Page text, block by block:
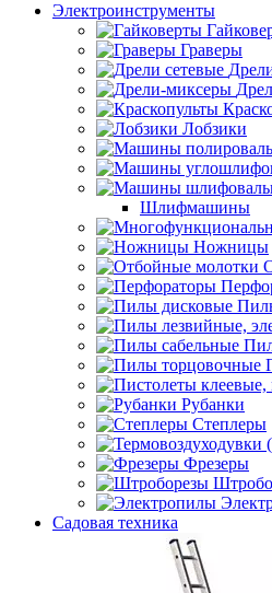
Электроинструменты
Граверы
Лобзики
Шлифмашины
Ножницы
Рубанки
Степлеры
Фрезеры
Садовая техника